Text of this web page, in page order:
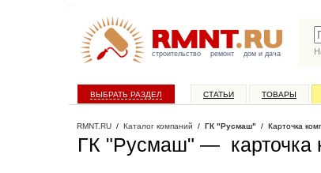
строительство ремонт дом и дача
ВЫБРАТЬ РАЗДЕЛ СТАТЬИ ТОВАРЫ
RMNT.RU / Каталог компаний / ГК "Русмаш" / Карточка
ГК "Русмаш" — карточка